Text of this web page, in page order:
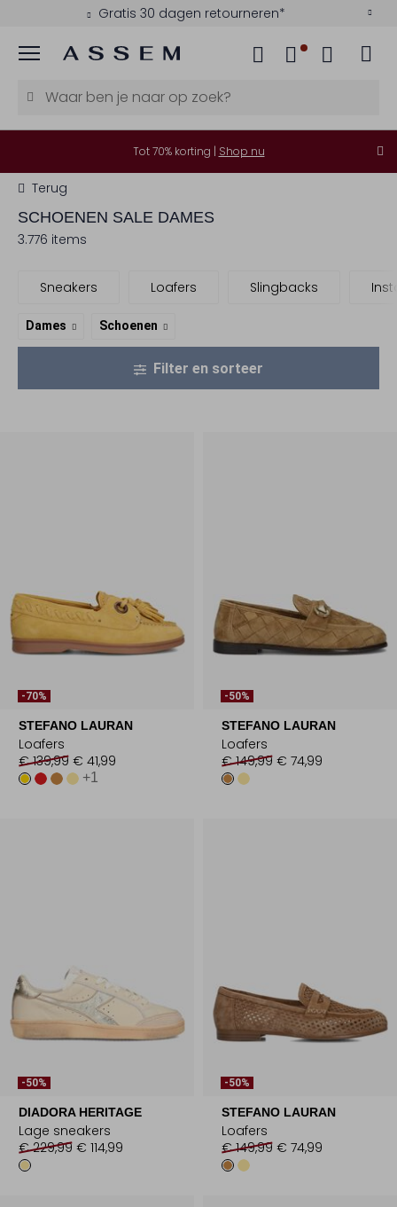
Gratis 30 dagen retourneren*
Menu
Tot 70% korting | Shop nu
Terug
SCHOENEN SALE DAMES
3.776 items
Sneakers Loafers Slingbacks
Dames Schoenen
Filter en sorteer
-70%
STEFANO LAURAN
Loafers
€ 139,99 € 41,99
+1
-50%
STEFANO LAURAN
Loafers
€ 149,99 € 74,99
-50%
DIADORA HERITAGE
Lage sneakers
€ 229,99 € 114,99
-50%
STEFANO LAURAN
Loafers
€ 149,99 € 74,99